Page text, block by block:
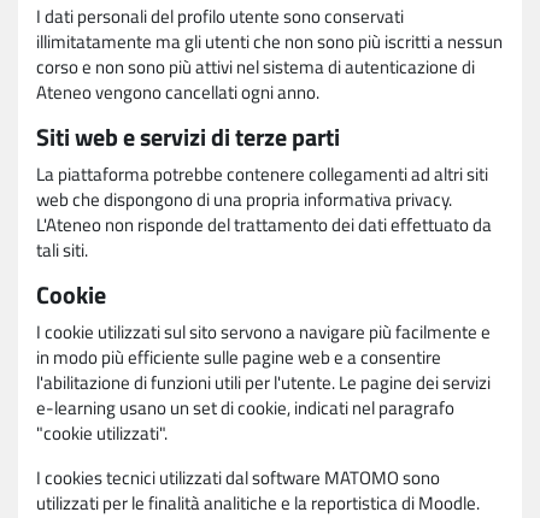
I dati personali del profilo utente sono conservati
illimitatamente ma gli utenti che non sono più iscritti a nessun
corso e non sono più attivi nel sistema di autenticazione di
Ateneo vengono cancellati ogni anno.
Siti web e servizi di terze parti
La piattaforma potrebbe contenere collegamenti ad altri siti
web che dispongono di una propria informativa privacy.
L'Ateneo non risponde del trattamento dei dati effettuato da
tali siti.
Cookie
I cookie utilizzati sul sito servono a navigare più facilmente e
in modo più efficiente sulle pagine web e a consentire
l'abilitazione di funzioni utili per l'utente. Le pagine dei servizi
e-learning usano un set di cookie, indicati nel paragrafo
"cookie utilizzati".
I cookies tecnici utilizzati dal software MATOMO sono
utilizzati per le finalità analitiche e la reportistica di Moodle.